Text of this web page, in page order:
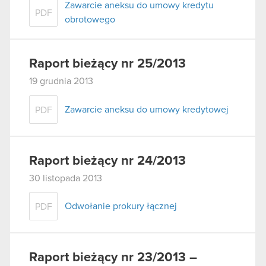
PDF
Zawarcie aneksu do umowy kredytu
obrotowego
Raport bieżący nr 25/2013
19 grudnia 2013
PDF Zawarcie aneksu do umowy kredytowej
Raport bieżący nr 24/2013
30 listopada 2013
PDF Odwołanie prokury łącznej
Raport bieżący nr 23/2013 –